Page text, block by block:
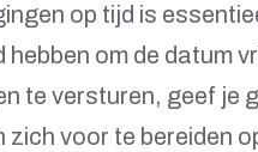
op tijd is
hebben om de datum
te versturen, geef je
zich voor te bereiden